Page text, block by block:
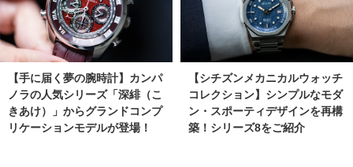
【手に届く夢の腕時計】カンパ
ノラの人気シリーズ「深緋（こ
きあけ）」からグランドコンプ
リケーションモデルが登場！
【シチズンメカニカルウォッチ
コレクション】シンプルなモダ
ン・スポーティデザインを再構
築！シリーズ8をご紹介